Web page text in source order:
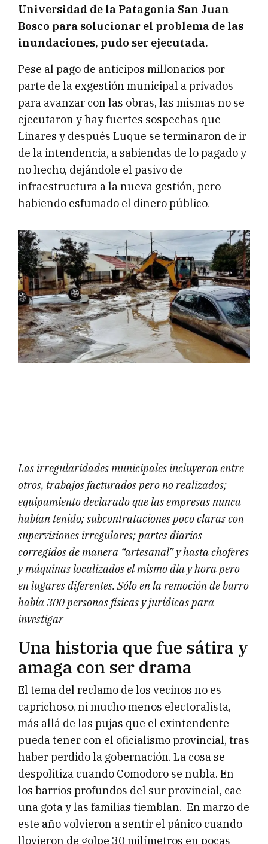
Universidad de la Patagonia San Juan
Bosco para solucionar el problema de las
inundaciones, pudo ser ejecutada.
Pese al pago de anticipos millonarios por
parte de la exgestión municipal a privados
para avanzar con las obras, las mismas no se
ejecutaron y hay fuertes sospechas que
Linares y después Luque se terminaron de ir
de la intendencia, a sabiendas de lo pagado y
no hecho, dejándole el pasivo de
infraestructura a la nueva gestión, pero
habiendo esfumado el dinero público.
Las irregularidades municipales incluyeron entre
otros, trabajos facturados pero no realizados;
equipamiento declarado que las empresas nunca
habían tenido; subcontrataciones poco claras con
supervisiones irregulares; partes diarios
corregidos de manera “artesanal” y hasta choferes
y máquinas localizados el mismo día y hora pero
en lugares diferentes. Sólo en la remoción de barro
había 300 personas físicas y jurídicas para
investigar
Una historia que fue sátira y
amaga con ser drama
El tema del reclamo de los vecinos no es
caprichoso, ni mucho menos electoralista,
más allá de las pujas que el exintendente
pueda tener con el oficialismo provincial, tras
haber perdido la gobernación. La cosa se
despolitiza cuando Comodoro se nubla. En
los barrios profundos del sur provincial, cae
una gota y las familias tiemblan. En marzo de
este año volvieron a sentir el pánico cuando
llovieron de golpe 30 milímetros en pocas